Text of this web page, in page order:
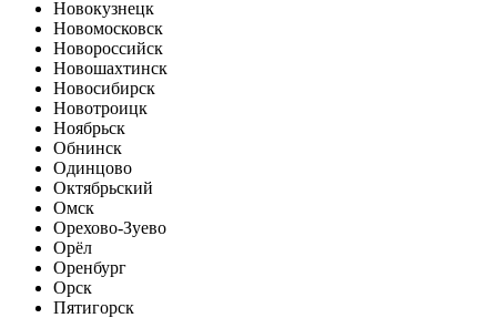
Новокузнецк
Новомосковск
Новороссийск
Новошахтинск
Новосибирск
Новотроицк
Ноябрьск
Обнинск
Одинцово
Октябрьский
Омск
Орехово-Зуево
Орёл
Оренбург
Орск
Пятигорск